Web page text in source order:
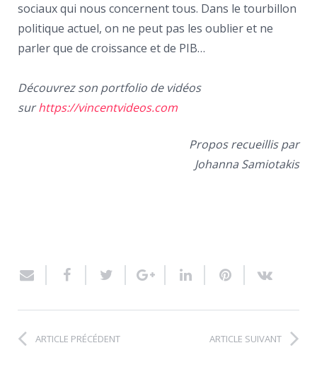
sociaux qui nous concernent tous. Dans le tourbillon
politique actuel, on ne peut pas les oublier et ne
parler que de croissance et de PIB…
Découvrez son portfolio de vidéos
surhttps://vincentvideos.com
Propos recueillis par
Johanna Samiotakis
ARTICLE PRÉCÉDENT ARTICLE SUIVANT